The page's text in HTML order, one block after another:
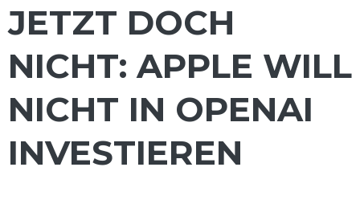
JETZT DOCH
NICHT: APPLE WILL
NICHT IN OPENAI
INVESTIEREN